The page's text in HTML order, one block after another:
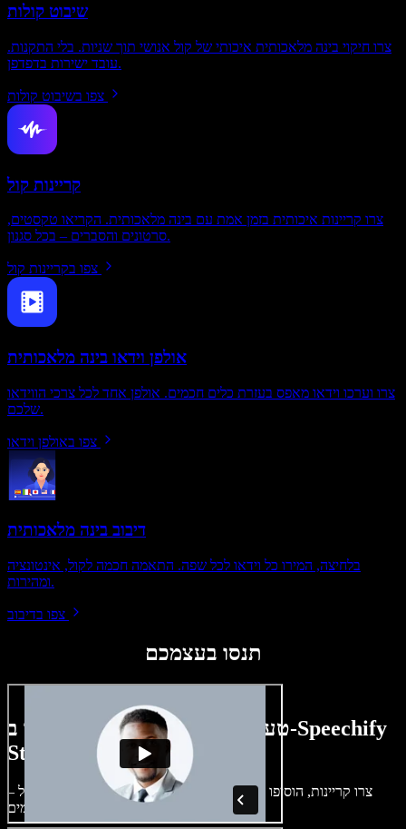
שיבוט קולות
צרו חיקוי בינה מלאכותית איכותי של קול אנושי תוך שניות. בלי התקנות.
עובד ישירות בדפדפן.
צפו בשיבוט קולות
קריינות קול
צרו קריינות איכותית בזמן אמת עם בינה מלאכותית. הקריאו טקסטים,
סרטונים והסברים – בכל סגנון.
צפו בקריינות קול
אולפן וידאו בינה מלאכותית
צרו וערכו וידאו מאפס בעזרת כלים חכמים. אולפן אחד לכל צרכי הווידאו
שלכם.
צפו באולפן וידאו
דיבוב בינה מלאכותית
בלחיצה, המירו כל וידאו לכל שפה. התאמה חכמה לקול, אינטונציה
ומהירות.
צפו בדיבוב
תנסו בעצמכם
טעימה קטנה ממה שתוכלו ליצור ב-Speechify
Studio.
צרו קריינות, הוסיפו תמונות ללא זכויות, אודיו, סרטונים ושיבוט קול –